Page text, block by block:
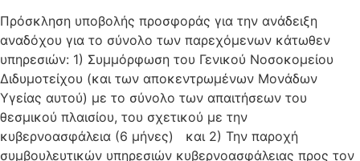
Πρόσκληση υποβολής προσφοράς για την ανάδειξη
αναδόχου για το σύνολο των παρεχόμενων κάτωθεν
υπηρεσιών: 1) Συμμόρφωση του Γενικού Νοσοκομείου
Διδυμοτείχου (και των αποκεντρωμένων Μονάδων
Υγείας αυτού) με το σύνολο των απαιτήσεων του
θεσμικού πλαισίου, του σχετικού με την
κυβερνοασφάλεια (6 μήνες) και 2) Την παροχή
συμβουλευτικών υπηρεσιών κυβερνοασφάλειας προς τον